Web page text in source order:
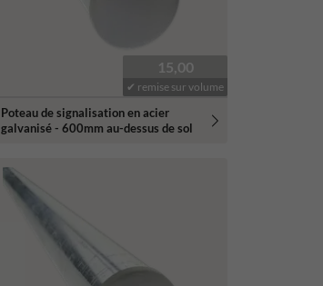
15,00
✔ remise sur volume
Poteau de signalisation en acier
galvanisé - 600mm au-dessus de sol